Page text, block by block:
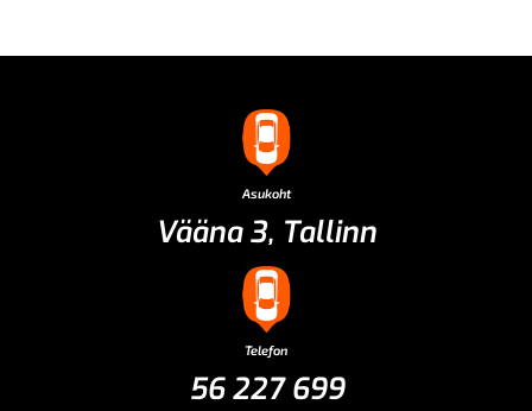
Asukoht
Vääna 3, Tallinn
Telefon
56 227 699